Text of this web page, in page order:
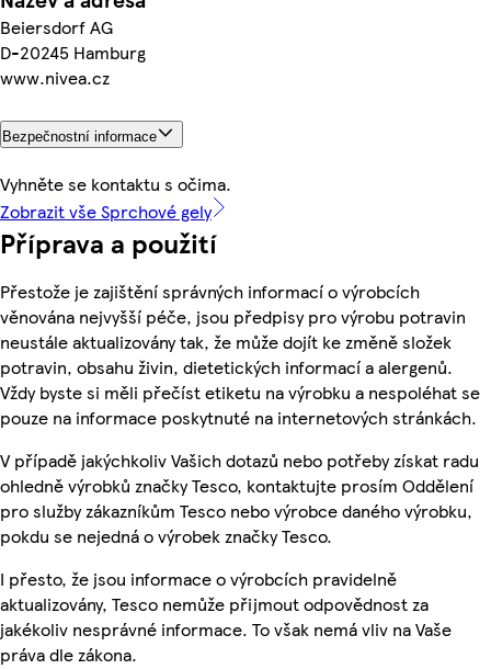
Beiersdorf AG
D-20245 Hamburg
www.nivea.cz
Bezpečnostní informace
Vyhněte se kontaktu s očima.
Zobrazit vše Sprchové gely
Příprava a použití
Přestože je zajištění správných informací o výrobcích
věnována nejvyšší péče, jsou předpisy pro výrobu potravin
neustále aktualizovány tak, že může dojít ke změně složek
potravin, obsahu živin, dietetických informací a alergenů.
Vždy byste si měli přečíst etiketu na výrobku a nespoléhat se
pouze na informace poskytnuté na internetových stránkách.
V případě jakýchkoliv Vašich dotazů nebo potřeby získat radu
ohledně výrobků značky Tesco, kontaktujte prosím Oddělení
pro služby zákazníkům Tesco nebo výrobce daného výrobku,
pokdu se nejedná o výrobek značky Tesco.
I přesto, že jsou informace o výrobcích pravidelně
aktualizovány, Tesco nemůže přijmout odpovědnost za
jakékoliv nesprávné informace. To však nemá vliv na Vaše
práva dle zákona.